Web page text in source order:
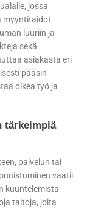
jossa
myyntitaidot
luuriin ja
sekä
asiakasta eri
pääsin
oikea työ ja
tärkeimpiä
palvelun tai
vaatii
kuuntelemista
taitoja, joita